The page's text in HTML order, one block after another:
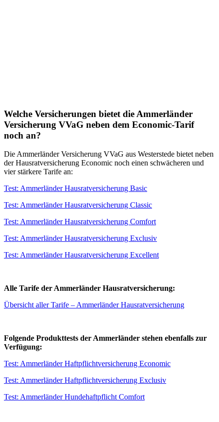
Welche Versicherungen bietet die Ammerländer
Versicherung VVaG neben dem Economic-Tarif
noch an?
Die AmmerländerVersicherung VVaG aus Westerstede bietet neben
der Hausratversicherung Economic noch einen schwächeren und
vier stärkere Tarife an:
Test: Ammerländer Hausratversicherung Basic
Test: Ammerländer Hausratversicherung Classic
Test: Ammerländer Hausratversicherung Comfort
Test: Ammerländer Hausratversicherung Exclusiv
Test: Ammerländer Hausratversicherung Excellent
Alle Tarife der Ammerländer Hausratversicherung:
Übersicht aller Tarife – Ammerländer Hausratversicherung
Folgende Produkttests der Ammerländer stehen ebenfalls zur
Verfügung:
Test: Ammerländer Haftpflichtversicherung Economic
Test: Ammerländer Haftpflichtversicherung Exclusiv
Test: Ammerländer Hundehaftpflicht Comfort